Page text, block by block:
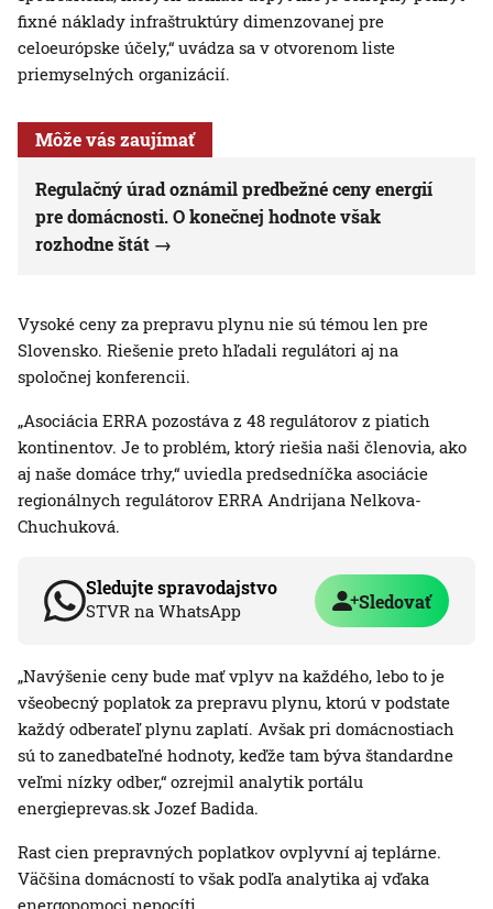
fixné náklady infraštruktúry dimenzovanej pre
celoeurópske účely,“ uvádza sa v otvorenom liste
priemyselných organizácií.
Môže vás zaujímať
Regulačný úrad oznámil predbežné ceny energií
pre domácnosti. O konečnej hodnote však
rozhodne štát
Vysoké ceny za prepravu plynu nie sú témou len pre
Slovensko. Riešenie preto hľadali regulátori aj na
spoločnej konferencii.
„Asociácia ERRA pozostáva z 48 regulátorov z piatich
kontinentov. Je to problém, ktorý riešia naši členovia, ako
aj naše domáce trhy,“ uviedla predsedníčka asociácie
regionálnych regulátorov ERRA Andrijana Nelkova-
Chuchuková.
Sledujte spravodajstvo
STVR na WhatsApp Sledovať
„Navýšenie ceny bude mať vplyv na každého, lebo to je
všeobecný poplatok za prepravu plynu, ktorú v podstate
každý odberateľ plynu zaplatí. Avšak pri domácnostiach
sú to zanedbateľné hodnoty, keďže tam býva štandardne
veľmi nízky odber,“ ozrejmil analytik portálu
energieprevas.sk Jozef Badida.
Rast cien prepravných poplatkov ovplyvní aj teplárne.
Väčšina domácností to však podľa analytika aj vďaka